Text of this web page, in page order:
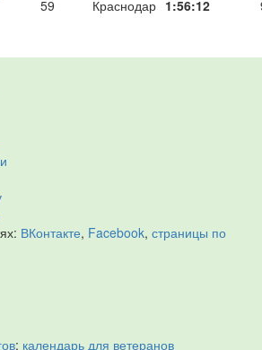
59 Краснодар 1:56:12
ВКонтакте, Facebook, страницы по
; календарь для ветеранов